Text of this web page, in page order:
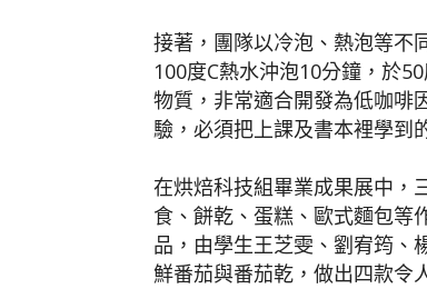
接著，團隊以冷泡、熱泡等不
100度C熱水沖泡10分鐘，於
物質，非常適合開發為低咖啡
驗，必須把上課及書本裡學到
在烘焙科技組畢業成果展中，
食、餅乾、蛋糕、歐式麵包等
品，由學生王芝雯、劉宥筠、
鮮番茄與番茄乾，做出四款令